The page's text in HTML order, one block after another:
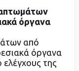
όργανα
από
όργανα
της